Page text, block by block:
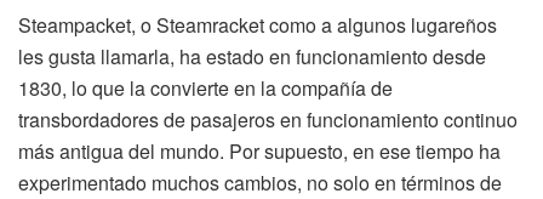
Steampacket, o Steamracket como a algunos lugareños
les gusta llamarla, ha estado en funcionamiento desde
1830, lo que la convierte en la compañía de
transbordadores de pasajeros en funcionamiento continuo
más antigua del mundo. Por supuesto, en ese tiempo ha
experimentado muchos cambios, no solo en términos de